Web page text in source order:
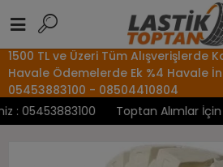
1500 TL ve Üzeri Tüm Alışverişlerde
Havale Ödemelerde Ek %4 Havale
05453883100 - 08504410804
Toptan Alımlar İçin